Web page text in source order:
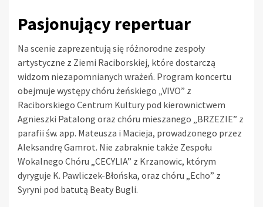
Pasjonujący repertuar
Na scenie zaprezentują się różnorodne zespoły
artystyczne z Ziemi Raciborskiej, które dostarczą
widzom niezapomnianych wrażeń. Program koncertu
obejmuje występy chóru żeńskiego „VIVO” z
Raciborskiego Centrum Kultury pod kierownictwem
Agnieszki Patalong oraz chóru mieszanego „BRZEZIE” z
parafii św. app. Mateusza i Macieja, prowadzonego przez
Aleksandrę Gamrot. Nie zabraknie także Zespołu
Wokalnego Chóru „CECYLIA” z Krzanowic, którym
dyryguje K. Pawliczek-Błońska, oraz chóru „Echo” z
Syryni pod batutą Beaty Bugli.